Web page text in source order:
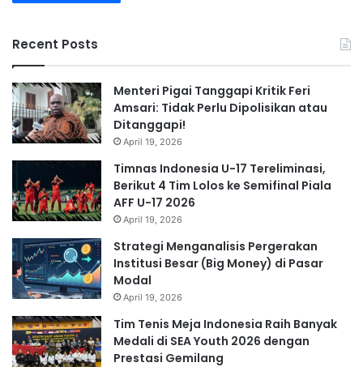
Recent Posts
Menteri Pigai Tanggapi Kritik Feri
Amsari: Tidak Perlu Dipolisikan atau
Ditanggapi!
April 19, 2026
Timnas Indonesia U-17 Tereliminasi,
Berikut 4 Tim Lolos ke Semifinal Piala
AFF U-17 2026
April 19, 2026
Strategi Menganalisis Pergerakan
Institusi Besar (Big Money) di Pasar
Modal
April 19, 2026
Tim Tenis Meja Indonesia Raih Banyak
Medali di SEA Youth 2026 dengan
Prestasi Gemilang